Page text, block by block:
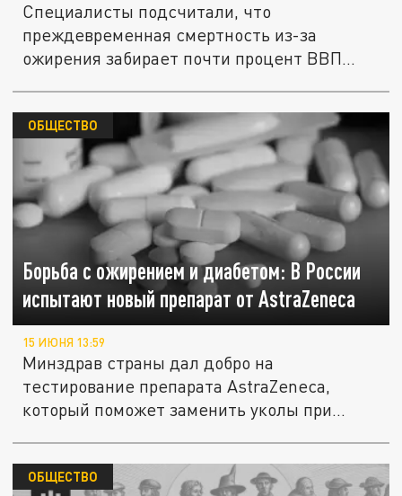
Специалисты подсчитали, что
преждевременная смертность из-за
ожирения забирает почти процент ВВП
Борьба с ожирением и диабетом: В России
испытают новый препарат от AstraZeneca
ОБЩЕСТВО
15 ИЮНЯ 13:59
Минздрав страны дал добро на
тестирование препарата AstraZeneca,
который поможет заменить уколы при
ОБЩЕСТВО